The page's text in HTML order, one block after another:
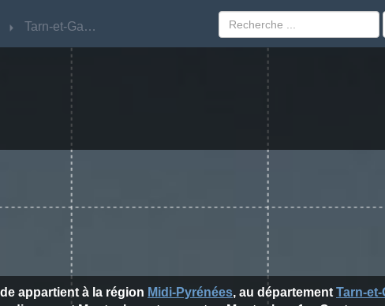
Tarn-et-Garonne
appartient à la région Midi-Pyrénées, au département Tarn-
Tarn-et-Garonne